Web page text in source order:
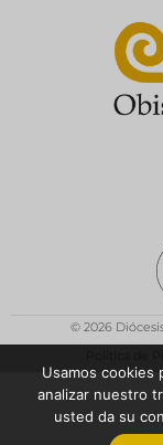
© 2026
Usamos cookies
analizar nuestro
usted da su